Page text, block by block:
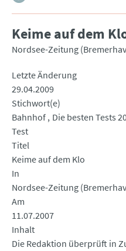
Keime auf dem
Nordsee-Zeitung
Letzte Änderung
29.04.2009
Stichwort(e)
Bahnhof Die besten Tests
Test
Titel
Keime auf dem Klo
In
Nordsee-Zeitung
Am
11.07.2007
Inhalt
Die Redaktion überprüft in